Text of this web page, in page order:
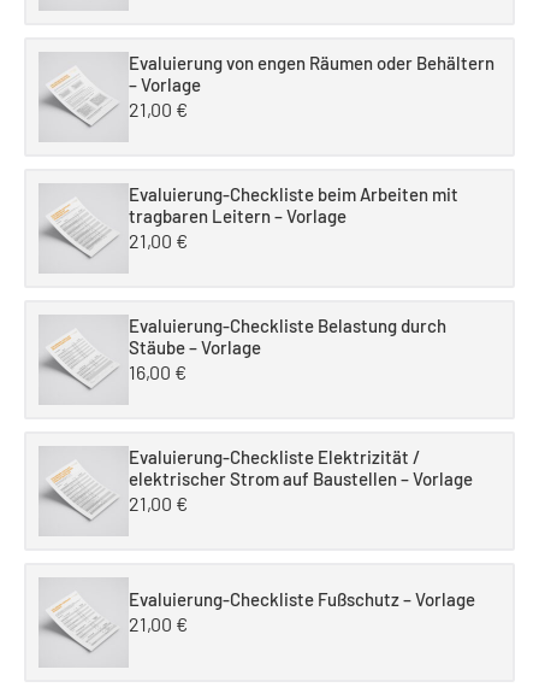
Evaluierung von engen Räumen oder Behältern
– Vorlage
21,00 €
Evaluierung-Checkliste beim Arbeiten mit
tragbaren Leitern – Vorlage
21,00 €
Evaluierung-Checkliste Belastung durch
Stäube – Vorlage
16,00 €
Evaluierung-Checkliste Elektrizität /
elektrischer Strom auf Baustellen – Vorlage
21,00 €
Evaluierung-Checkliste Fußschutz – Vorlage
21,00 €